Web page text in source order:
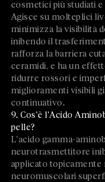
cosmetici più studiati
Agisce su molteplici
minimizza la visibilità
inibendo il
rafforza la barriera
ceramidi, e ha un
ridurre rossori e
miglioramenti visibili
continuativo.
9. Cos'è l'Acido
pelle?
L'acido gamma-
neurotrasmettitore
applicato topicamente
neuromuscolari